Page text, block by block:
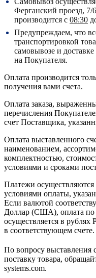
Ферганский проезд, 7/
производится с 08:30
Предупреждаем, что
транспортировкой
самовывозе и
на Покупателя.
Оплата производится
получения вами счета.
Оплата заказа,
перечисления
счет Поставщика,
Оплата выставленного
наименованием,
комплектностью,
условиями и сроками
Платежи
условиями оплаты,
Если валютой
Доллар (США), оплата по
осуществляется в
в соответствующем cчете.
По вопросу выставления
поставку товара,
systems.com.